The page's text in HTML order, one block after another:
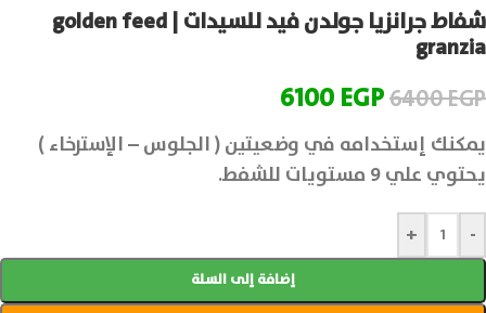
شفاط جرانزيا جولدن فيد للسيدات | golden feed
granzia
6400EGP
6100EGP
يمكنك إستخدامه في وضعيتين ( الجلوس – الإسترخاء )
يحتوي علي 9 مستويات للشفط.
-
+
إضافة إلى السلة